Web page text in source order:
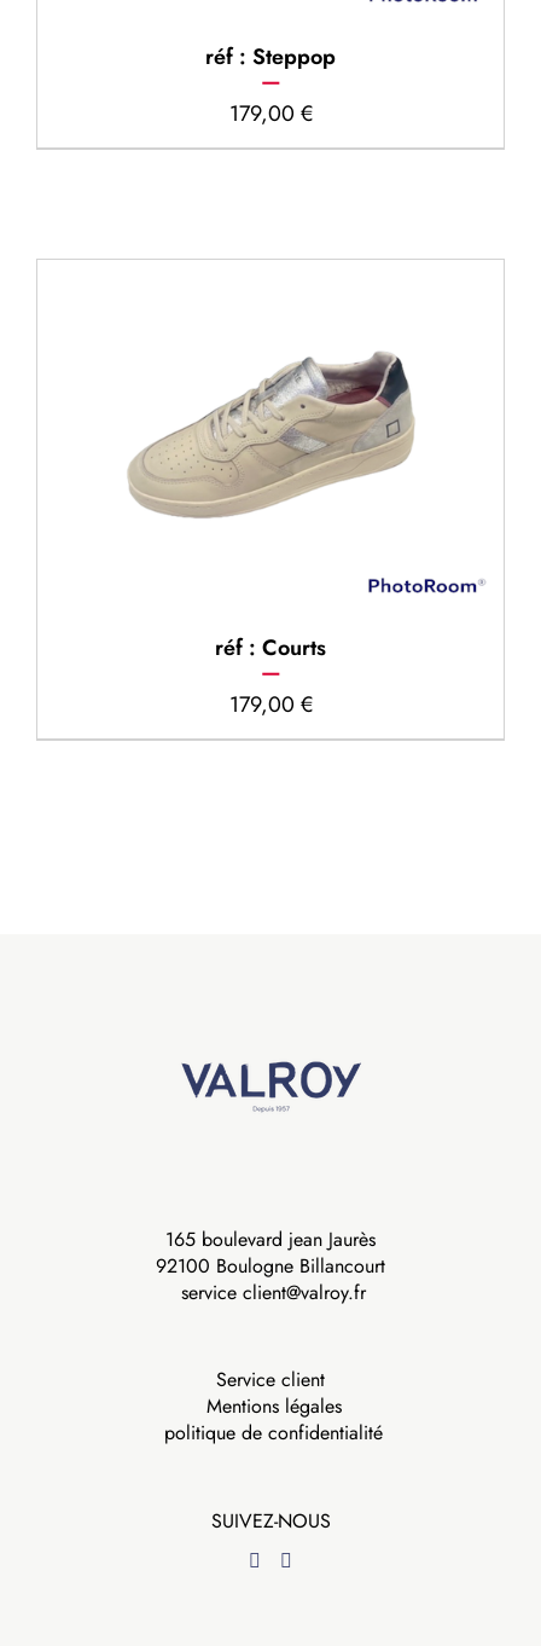
réf : Steppop
179,00 €
réf : Courts
179,00 €
165 boulevard jean Jaurès
92100 Boulogne Billancourt
service client@valroy.fr
Service client
Mentions légales
politique de confidentialité
SUIVEZ-NOUS